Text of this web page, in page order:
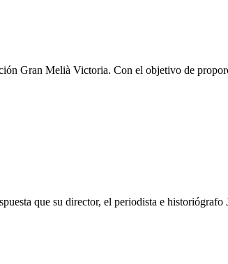
Gran Melià Victoria. Con el objetivo de
que su director, el periodista e historiógrafo